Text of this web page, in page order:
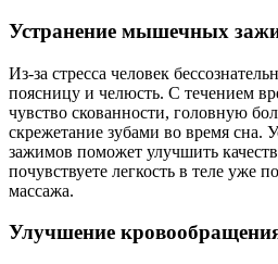
Устранение мышечных
Из-за стресса человек
поясницу и челюсть. С течением
чувство скованности, головную
скрежетание зубами во время сна.
зажимов поможет улучшить
почувствуете легкость в теле уже
массажа.
Улучшение